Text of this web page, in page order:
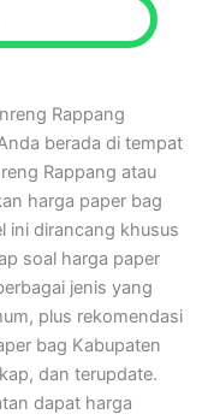
Rappang
berada di tempat
Rappang atau
harga paper bag
ini dirancang khusus
soal harga paper
jenis yang
plus rekomendasi
bag Kabupaten
dan terupdate.
dapat harga